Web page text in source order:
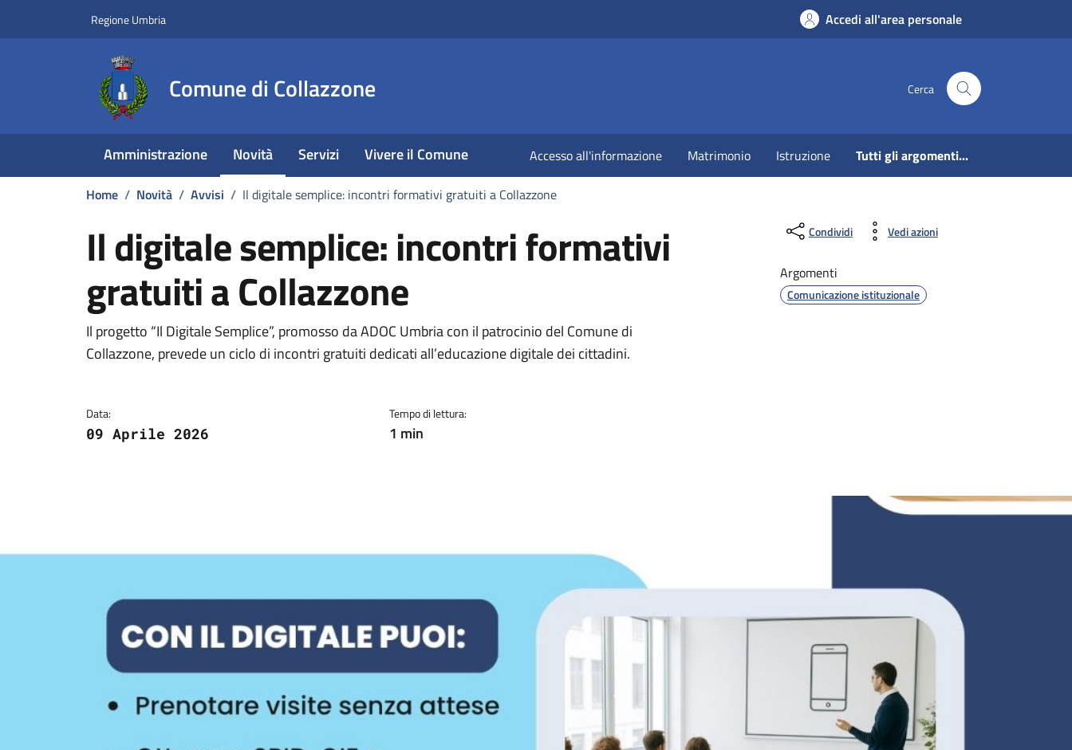
Regione Umbria Accedi all'area personale
Comune di Collazzone Cerca
Amministrazione Novità Servizi Vivere il Comune Accesso all'informazione Matrimonio Istruzione Tutti gli argomenti...
Home / Novità / Avvisi / Il digitale semplice: incontri formativi gratuiti a Collazzone
Il digitale semplice: incontri formativi
gratuiti a Collazzone
Dettagli della notizia
Il progetto “Il Digitale Semplice”, promosso da ADOC Umbria con il patrocinio del Comune di
Collazzone, prevede un ciclo di incontri gratuiti dedicati all’educazione digitale dei cittadini.
Data:
09 Aprile 2026
Tempo di lettura:
1 min
Condividi Vedi azioni
Argomenti
Comunicazione istituzionale